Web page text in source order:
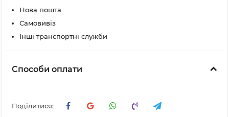
Нова пошта
Самовивіз
Інші транспортні служби
Способи оплати
Поділитися: